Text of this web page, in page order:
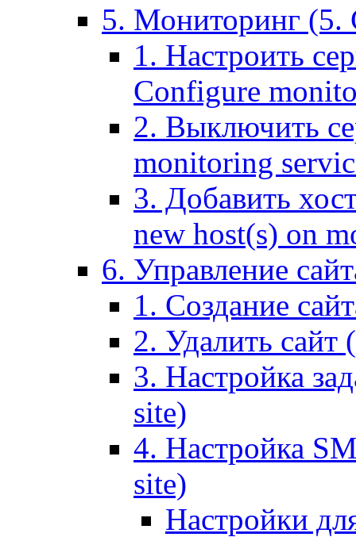
5. Мониторинг (5.
1. Настроить
Configure
2. Выключить
monitoring
3. Добавить
new host(s) on
6. Управление
1. Создание
2. Удалить сайт
3. Настройка
site)
4. Настройка
site)
Настройки